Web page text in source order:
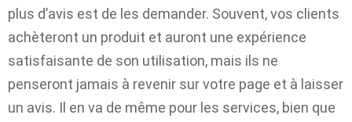
plus d’avis est de les demander. Souvent, vos clients
achèteront un produit et auront une expérience
satisfaisante de son utilisation, mais ils ne
penseront jamais à revenir sur votre page et à laisser
un avis. Il en va de même pour les services, bien que